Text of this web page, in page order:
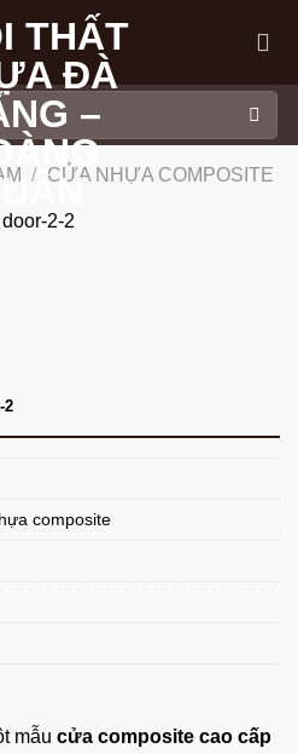
/ CỬA NHỰA COMPOSITE
2
composite
mẫu cửa composite cao cấp